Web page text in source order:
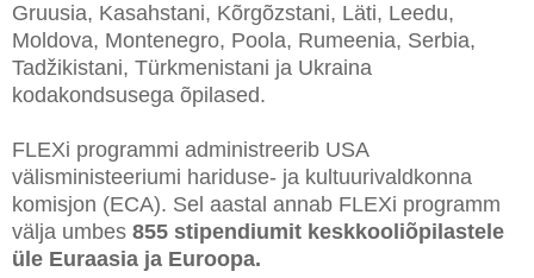
Gruusia, Kasahstani, Kõrgõzstani, Läti, Leedu,
Moldova, Montenegro, Poola, Rumeenia, Serbia,
Tadžikistani, Türkmenistani ja Ukraina
kodakondsusega õpilased.
FLEXi programmi administreerib USA
välisministeeriumi hariduse- ja kultuurivaldkonna
komisjon (ECA). Sel aastal annab FLEXi programm
välja umbes 855 stipendiumit keskkooliõpilastele
üle Euraasia ja Euroopa.